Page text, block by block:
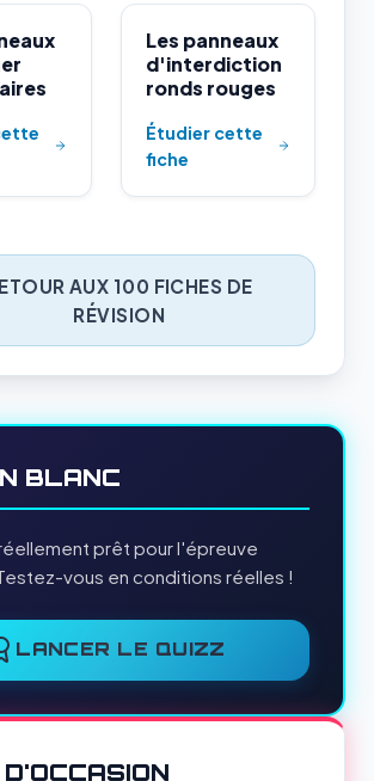
Les panneaux
d'interdiction
ronds rouges
Étudier cette
fiche
AUX 100 FICHES DE
RÉVISION
BLANC
prêt pour l'épreuve
vous en conditions réelles !
LANCER LE QUIZZ